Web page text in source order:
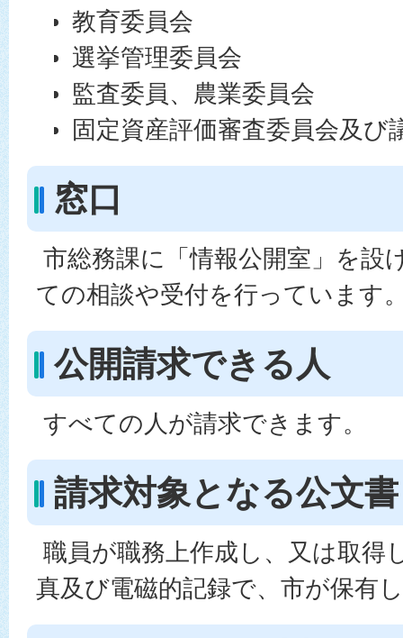
教育委員会
選挙管理委員会
監査委員、農業委員会
固定資産評価審査委員会及び
窓口
市総務課に「情報公開室」を設
ての相談や受付を行っています
公開請求できる人
すべての人が請求できます。
請求対象となる公文書
職員が職務上作成し、又は取得
真及び電磁的記録で、市が保有